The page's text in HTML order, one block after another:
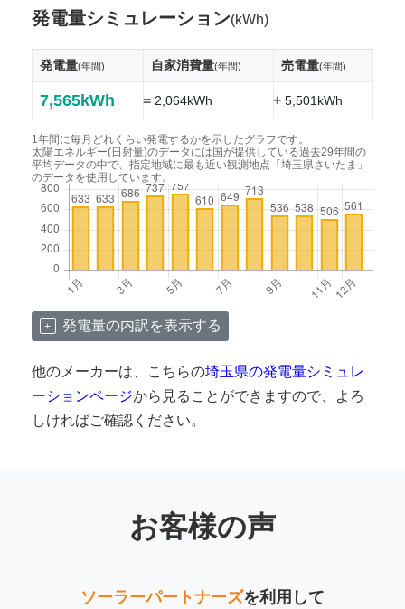
発電量シミュレーション(kWh)
発電量(年間) 自家消費量(年間) 売電量(年間)
7,565kWh =2,064kWh +5,501kWh
1年間に毎月どれくらい発電するかを示したグラフです。
太陽エネルギー(日射量)のデータには国が提供している過去29年間の
平均データの中で、指定地域に最も近い観測地点「埼玉県さいたま」
のデータを使用しています。
発電量の内訳を表示する
他のメーカーは、こちらの埼玉県の発電量シミュレ
ーションページから見ることができますので、よろ
しければご確認ください。
お客様の声
ソーラーパートナーズを利用して